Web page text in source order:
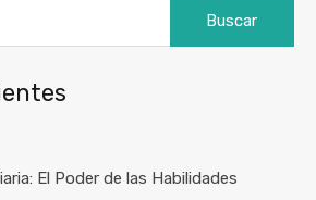
El Poder de las Habilidades